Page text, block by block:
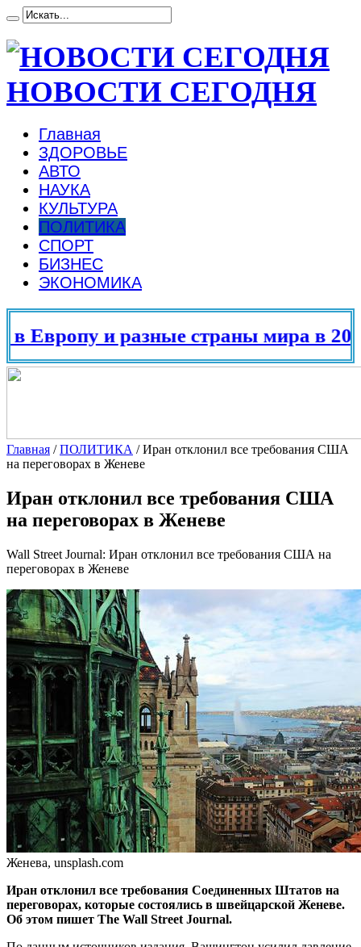
НОВОСТИ СЕГОДНЯ
Главная
ЗДОРОВЬЕ
АВТО
НАУКА
КУЛЬТУРА
ПОЛИТИКА
СПОРТ
БИЗНЕС
ЭКОНОМИКА
и разные страны мира в 2025
Главная /ПОЛИТИКА /Иран отклонил все требования США
на переговорах в Женеве
Иран отклонил все требования США
на переговорах в Женеве
Wall Street Journal: Иран отклонил все требования США на
переговорах в Женеве
Женева, unsplash.com
Иран отклонил все требования Соединенных Штатов на
переговорах, которые состоялись в швейцарской Женеве.
Об этом пишет The Wall Street Journal.